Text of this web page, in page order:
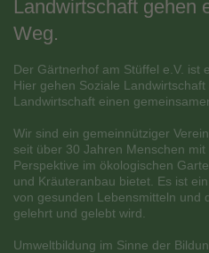
Landwirtschaft gehen
Weg.
Der Gärtnerhof am Stüffel e.V. ist
Hier gehen Soziale
Landwirtschaft einen
Wir sind ein gemeinnütziger
seit über 30 Jahren Menschen
Perspektive im ökologischen
und Kräuteranbau bietet. Es ist
von gesunden Lebensmitteln und
gelehrt und gelebt wird.
Umweltbildung im Sinne der